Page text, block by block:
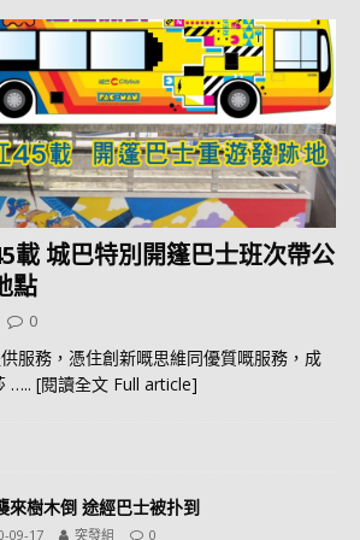
載 城巴特別開篷巴士班次帶公
點
0
服務，憑住創新嘅思維同優質嘅服務，成
….. [閱讀全文 Full article]
來樹木倒 途經巴士被扑到
09-17 突發組 0